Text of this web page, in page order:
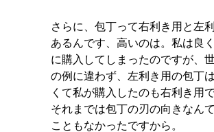
さらに、包丁って右利き用と左
あるんです、高いのは。私は良
に購入してしまったのですが、
の例に違わず、左利き用の包丁
くて私が購入したのも右利き用で
それまでは包丁の刃の向きなん
こともなかったですから。